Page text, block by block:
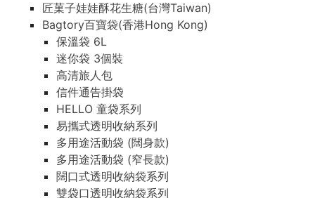
匠菓子娃娃酥花生糖(台灣Taiwan)
Bagtory百寶袋(香港Hong Kong)
保溫袋 6L
迷你袋 3個裝
高清旅人包
信件通告掛袋
HELLO 童袋系列
易攜式透明收納系列
多用途活動袋 (闊身款)
多用途活動袋 (窄長款)
闊口式透明收納袋系列
雙袋口透明收納袋系列